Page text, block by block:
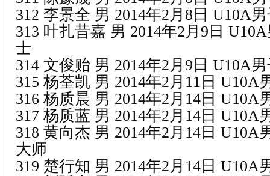
312 李景全 男 2014年2月8日 U10A
313 叶扎昔嘉 男 2014年2月9日
士
314 文俊贻 男 2014年2月9日 U10A
315 杨荃凯 男 2014年2月11日 U10A
316 杨质晨 男 2014年2月14日 U10A
317 杨质蓝 男 2014年2月14日 U10A
318 黄向杰 男 2014年2月14日 U10A
大师
319 楚行知 男 2014年2月14日 U10A